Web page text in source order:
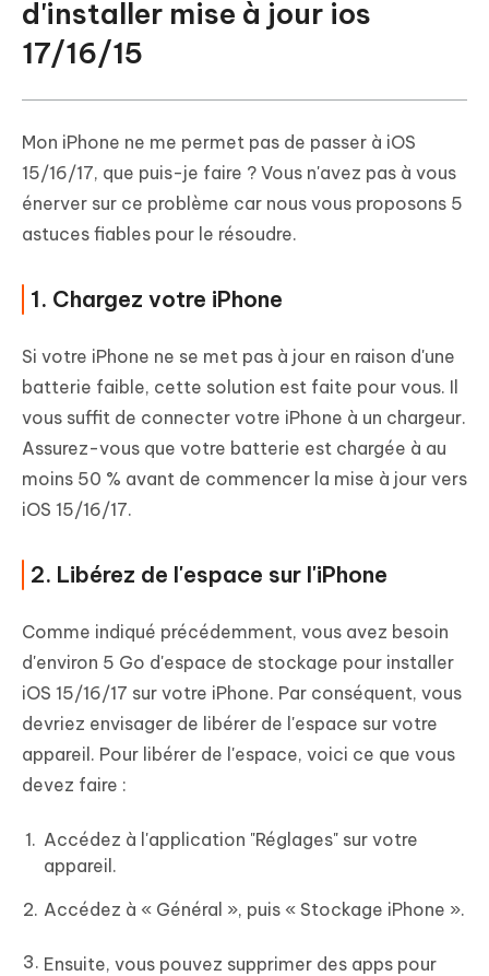
d'installer mise à jour ios
17/16/15
Mon iPhone ne me permet pas de passer à iOS
15/16/17, que puis-je faire ? Vous n'avez pas à vous
énerver sur ce problème car nous vous proposons 5
astuces fiables pour le résoudre.
1. Chargez votre iPhone
Si votre iPhone ne se met pas à jour en raison d'une
batterie faible, cette solution est faite pour vous. Il
vous suffit de connecter votre iPhone à un chargeur.
Assurez-vous que votre batterie est chargée à au
moins 50 % avant de commencer la mise à jour vers
iOS 15/16/17.
2. Libérez de l'espace sur l'iPhone
Comme indiqué précédemment, vous avez besoin
d'environ 5 Go d'espace de stockage pour installer
iOS 15/16/17 sur votre iPhone. Par conséquent, vous
devriez envisager de libérer de l'espace sur votre
appareil. Pour libérer de l'espace, voici ce que vous
devez faire :
Accédez à l'application "Réglages" sur votre
appareil.
Accédez à « Général », puis « Stockage iPhone ».
Ensuite, vous pouvez supprimer des apps pour